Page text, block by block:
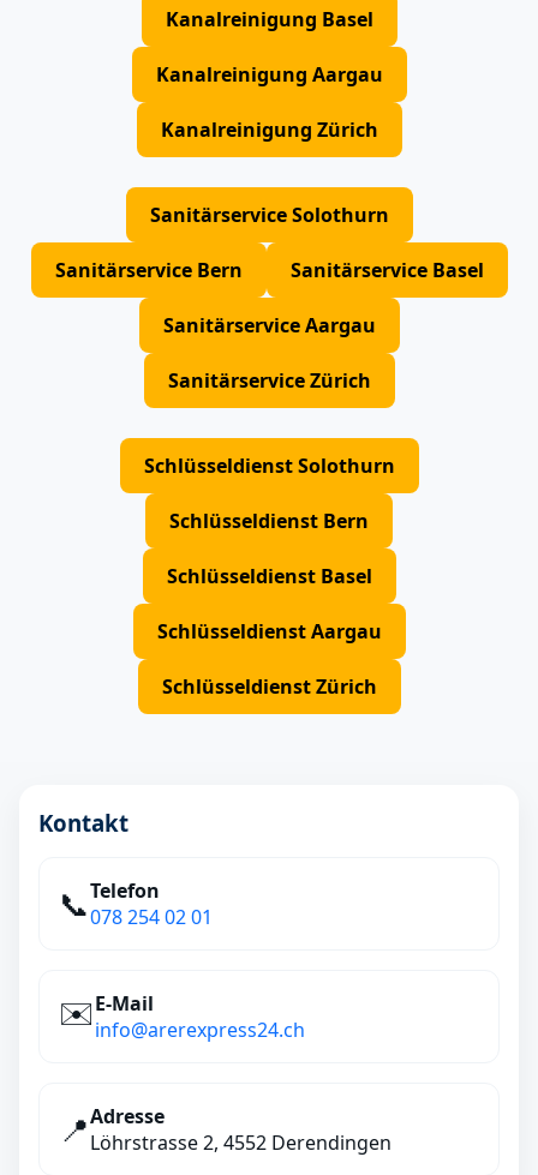
Kanalreinigung Basel
Kanalreinigung Aargau
Kanalreinigung Zürich
Sanitärservice Solothurn
Sanitärservice Bern Sanitärservice Basel
Sanitärservice Aargau
Sanitärservice Zürich
Schlüsseldienst Solothurn
Schlüsseldienst Bern
Schlüsseldienst Basel
Schlüsseldienst Aargau
Schlüsseldienst Zürich
Kontakt
📞Telefon
078 254 02 01
✉️E‑Mail
info@arerexpress24.ch
📍Adresse
Löhrstrasse 2, 4552 Derendingen